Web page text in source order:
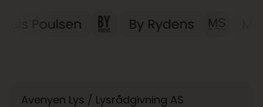
Avenyen Lys / Lysrådgivning AS